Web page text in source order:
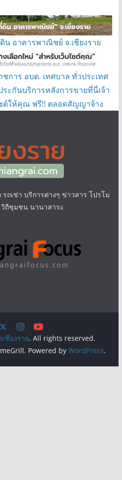
น อาคารพาณิชย์ จ.เชียงราย
การ อบต. เทศบาล ทั่วประเทศ
ะกันบริการหลังการขายที่นี่เจ้า
ต์ให้คุณ ฟรี!! ตลอดสัญญาจ้าง
ถเช่า บริการต่างๆ ข่าวสาร โปรโม
วิถีชุมชน นานาสาระ
เชียงราย. All rights reserved.
Powered by WordPress.